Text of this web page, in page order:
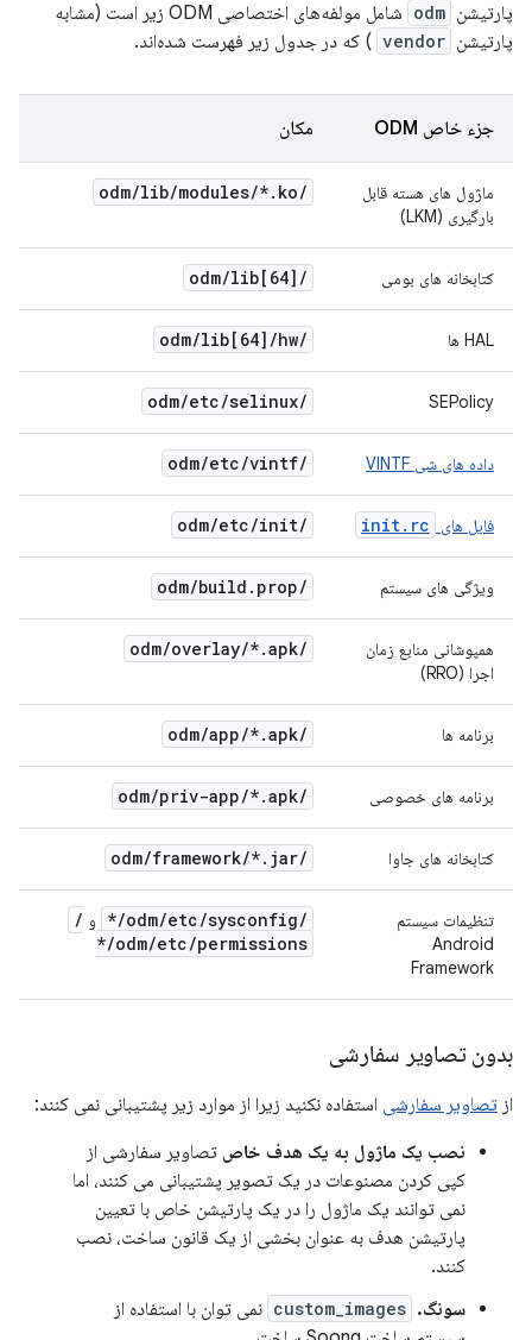
پارتیشن odm
شامل مولفه‌های اختصاصی ODM زیر است (مشابه
پارتیشن vendor ) که در جدول زیر فهرست شده‌اند.
جزء خاص ODM مکان
ماژول های هسته قابل
بارگیری (LKM)
/
odm/lib/modules/*. ko
کتابخانه های بومی /
odm/lib[64]
HAL ها /
odm/lib[64] /hw
SEPolicy
/
odm/etc/selinux
داده های شی VINTF /
odm/etc/vintf
فایل های init.rc
/
odm/etc/init
ویژگی های سیستم /
odm/build . prop
همپوشانی منابع زمان
اجرا (RRO)
/
odm/overlay/*.apk
برنامه ها /
odm/app/*.apk
برنامه های خصوصی /
odm/priv-app/*.apk
کتابخانه های جاوا /
odm/framework/*. jar
تنظیمات سیستم
Android
Framework
/
odm/etc/sysconfig
/
* و /
odm/etc/permissions
/
*
بدون تصاویر سفارشی
از تصاویر سفارشی استفاده نکنید زیرا از موارد زیر پشتیبانی نمی کنند:
نصب یک ماژول به یک هدف خاص تصاویر سفارشی از
کپی کردن مصنوعات در یک تصویر پشتیبانی می کنند، اما
نمی توانند یک ماژول را در یک پارتیشن خاص با تعیین
پارتیشن هدف به عنوان بخشی از یک قانون ساخت، نصب
کنند.
سونگ. custom_images نمی توان با استفاده از